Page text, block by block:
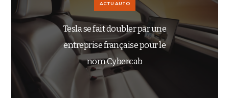
ACTU AUTO
Tesla se fait doubler par une
entreprise française pour le
nom Cybercab